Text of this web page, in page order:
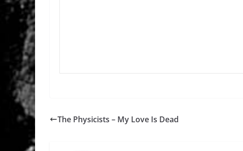
The Physicists – My Love Is Dead